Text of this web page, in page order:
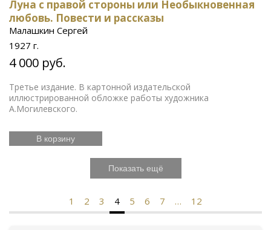
Луна с правой стороны или Необыкновенная
любовь. Повести и рассказы
Малашкин Сергей
1927 г.
4 000 руб.
Третье издание. В картонной издательской
иллюстрированной обложке работы художника
А.Могилевского.
В корзину
Показать ещё
1 2 3 4 5 6 7 … 12